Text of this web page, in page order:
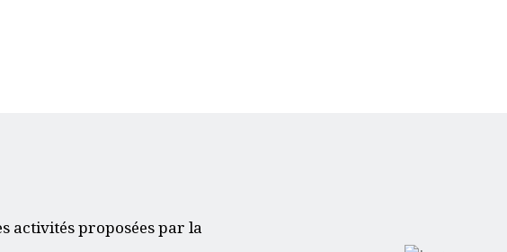
activités proposées par la